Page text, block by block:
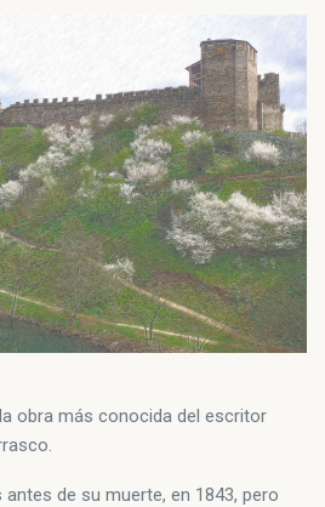
obra más conocida del escritor
de su muerte, en 1843, pero